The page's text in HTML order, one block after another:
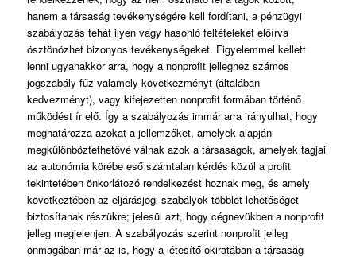
hanem a társaság tevékenységére kell fordítani, a pénzügyi
szabályozás tehát ilyen vagy hasonló feltételeket előírva
ösztönözhet bizonyos tevékenységeket. Figyelemmel kellett
lenni ugyanakkor arra, hogy a nonprofit jelleghez számos
jogszabály fűz valamely következményt (általában
kedvezményt), vagy kifejezetten nonprofit formában történő
működést ír elő. Így a szabályozás immár arra irányulhat, hogy
meghatározza azokat a jellemzőket, amelyek alapján
megkülönböztethetővé válnak azok a társaságok, amelyek tagjai
az autonómia körébe eső számtalan kérdés közül a profit
tekintetében önkorlátozó rendelkezést hoznak meg, és amely
következtében az eljárásjogi szabályok többlet lehetőséget
biztosítanak részükre; jelesül azt, hogy cégnevükben a nonprofit
jelleg megjelenjen. A szabályozás szerint nonprofit jelleg
önmagában már az is, hogy a létesítő okiratában a társaság